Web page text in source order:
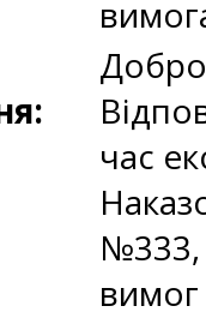
час
№333,
вимог